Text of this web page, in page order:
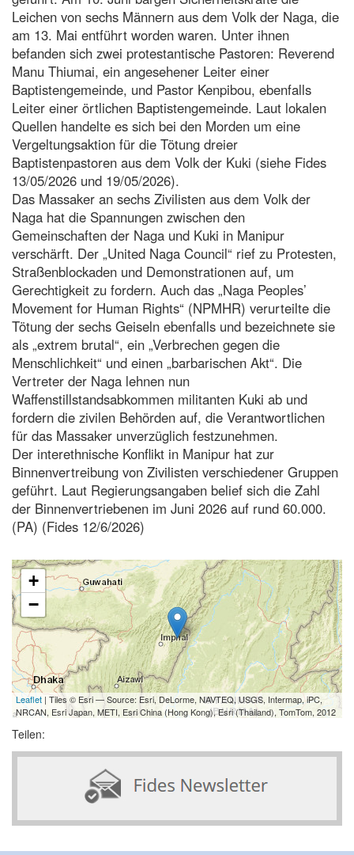
Leichen von sechs Männern aus dem Volk der Naga, die
am 13. Mai entführt worden waren. Unter ihnen
befanden sich zwei protestantische Pastoren: Reverend
Manu Thiumai, ein angesehener Leiter einer
Baptistengemeinde, und Pastor Kenpibou, ebenfalls
Leiter einer örtlichen Baptistengemeinde. Laut lokalen
Quellen handelte es sich bei den Morden um eine
Vergeltungsaktion für die Tötung dreier
Baptistenpastoren aus dem Volk der Kuki (siehe Fides
13/05/2026 und 19/05/2026).
Das Massaker an sechs Zivilisten aus dem Volk der
Naga hat die Spannungen zwischen den
Gemeinschaften der Naga und Kuki in Manipur
verschärft. Der „United Naga Council“ rief zu Protesten,
Straßenblockaden und Demonstrationen auf, um
Gerechtigkeit zu fordern. Auch das „Naga Peoples’
Movement for Human Rights“ (NPMHR) verurteilte die
Tötung der sechs Geiseln ebenfalls und bezeichnete sie
als „extrem brutal“, ein „Verbrechen gegen die
Menschlichkeit“ und einen „barbarischen Akt“. Die
Vertreter der Naga lehnen nun
Waffenstillstandsabkommen militanten Kuki ab und
fordern die zivilen Behörden auf, die Verantwortlichen
für das Massaker unverzüglich festzunehmen.
Der interethnische Konflikt in Manipur hat zur
Binnenvertreibung von Zivilisten verschiedener Gruppen
geführt. Laut Regierungsangaben belief sich die Zahl
der Binnenvertriebenen im Juni 2026 auf rund 60.000.
(PA) (Fides 12/6/2026)
+
−
Leaflet | Tiles © Esri — Source: Esri, DeLorme, NAVTEQ, USGS, Intermap, iPC,
NRCAN, Esri Japan, METI, Esri China (Hong Kong), Esri (Thailand), TomTom, 2012
Teilen: